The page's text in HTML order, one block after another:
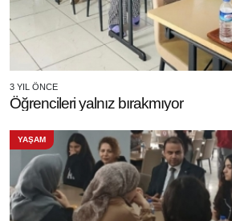
3 YIL ÖNCE
Öğrencileri yalnız bırakmıyor
YAŞAM